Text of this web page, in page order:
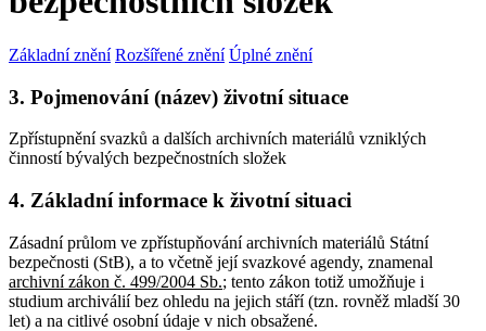
Základní znění Rozšířené znění Úplné znění
3. Pojmenování (název) životní situace
Zpřístupnění svazků a dalších archivních materiálů vzniklých
činností bývalých bezpečnostních složek
4. Základní informace k životní situaci
Zásadní průlom ve zpřístupňování archivních materiálů Státní
bezpečnosti (StB), a to včetně její svazkové agendy, znamenal
archivní zákon č. 499/2004 Sb.; tento zákon totiž umožňuje i
studium archiválií bez ohledu na jejich stáří (tzn. rovněž mladší 30
let) a na citlivé osobní údaje v nich obsažené.